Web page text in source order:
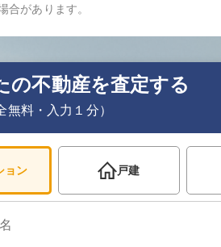
合があります。
の不動産を査定する
無料・入力１分）
ョン 戸建